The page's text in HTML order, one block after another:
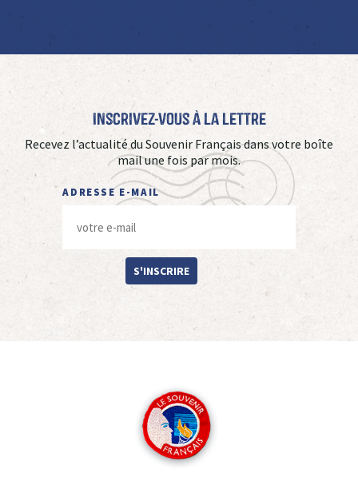
Inscrivez-vous à La Lettre
Recevez l’actualité du Souvenir Français dans votre boîte
mail une fois par mois.
ADRESSE E-MAIL
S'INSCRIRE